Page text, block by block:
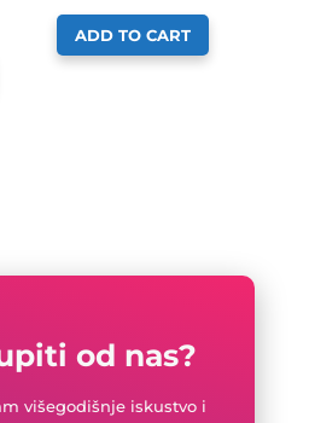
ADD TO CART
od nas?
višegodišnje iskustvo i